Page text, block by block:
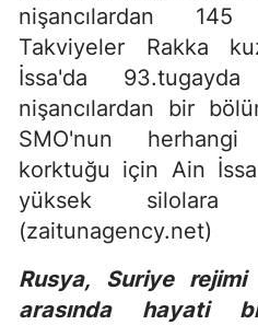
nişancılardan
Takviyeler Rakka
İssa'da
nişancılardan bir
SMO'nun
korktuğu için Ain
yüksek silolara
(zaitunagency.net)
Rusya, Suriye
arasında hayati